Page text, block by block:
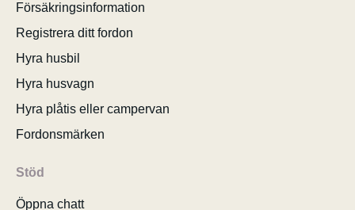
Försäkringsinformation
Registrera ditt fordon
Hyra husbil
Hyra husvagn
Hyra plåtis eller campervan
Fordonsmärken
Stöd
Öppna chatt